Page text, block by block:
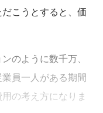
こうとすると、価
のように数千万、
員一人がある期間
の考え方になりま